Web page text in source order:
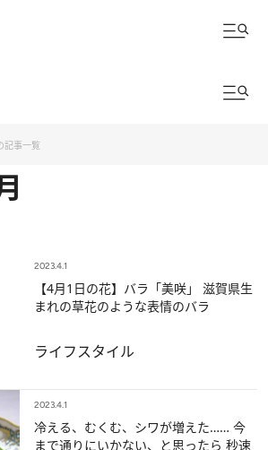
記事一覧
2023.4.1
【4月1日の花】バラ「美咲」 滋賀県生
まれの草花のような表情のバラ
ライフスタイル
2023.4.1
冷える、むくむ、シワが増えた…… 今
まで通りにいかない、と思ったら 秒速